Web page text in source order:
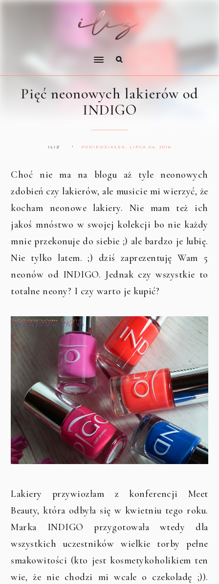
Pięć neonowych lakierów od
INDIGO
ILIZ PONIEDZIAŁEK, LIPCA 04, 2016
Choć nie ma na blogu aż tyle neonowych
zdobień czy lakierów, ale musicie mi wierzyć, że
kocham neonowe lakiery. Nie mam też ich
jakoś mnóstwo w swojej kolekcji bo nie każdy
mnie przekonuje do siebie ;) ale bardzo je lubię.
Nie tylko latem. ;) dziś zaprezentuję Wam 5
neonów od INDIGO. Jednak czy wszystkie to
totalne neony? I czy warto je kupić?
Lakiery przywiozłam z konferencji Meet
Beauty, która odbyła się w kwietniu tego roku.
Marka INDIGO przygotowała wtedy dla
wszystkich uczestników wielkie torby pełne
smakowitości (kto jest kosmetykoholikiem ten
wie, że nie chodzi mi wcale o czekoladę ;)).